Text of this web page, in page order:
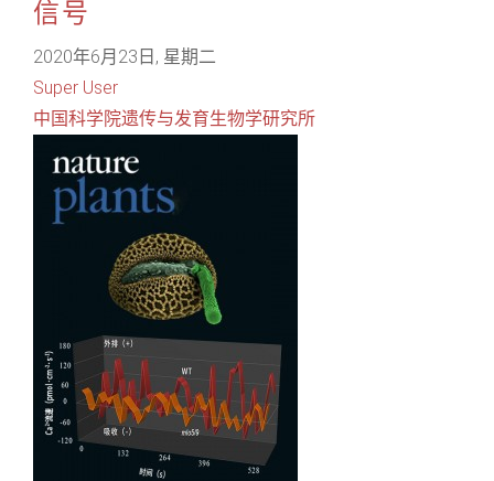
信号
2020年6月23日, 星期二
Super User
中国科学院遗传与发育生物学研究所